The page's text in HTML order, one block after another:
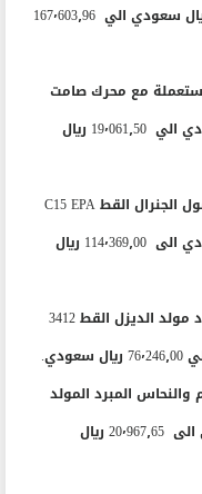
الطاقة 400kw مولد كهربائي بـ 131٬821٫71 ريال سعودي الي 167٬603٫96
مع محرك صامت
معدات مستعملة للبيع بـ 3٬812٫30 ريال سعودي الي 19٬061٫50 ريال
يتراوح سعر كاتربيلر 500 كيلوواط ديزل محمول الجنرال القط C15 EPA
الطبقة 2 ENG-CSDG بـ 95٬307٫50 ريال سعودي الى 114٬369٫00 ريال
يتراوح سعر كاتربيلر 500 كيلو واط الاستعداد مولد الديزل القط 3412
والنحاس المبرد المولد
مولد الديزل كاتربيلر بـ7٬624٫60 ريال سعودي الى 20٬967٫65 ريال